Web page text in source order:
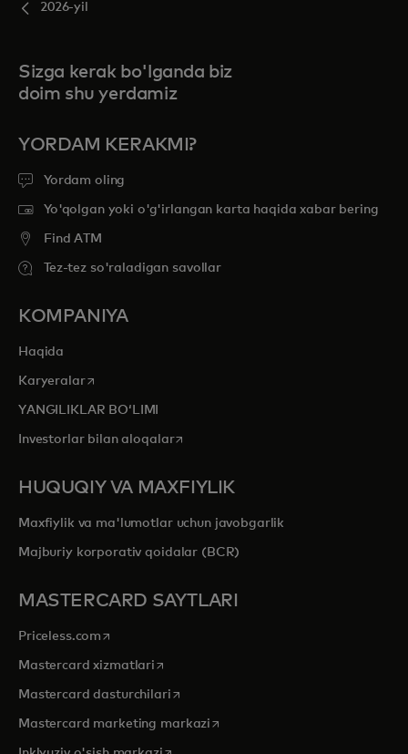
2026-yil
Sizga kerak bo'lganda biz
doim shu yerdamiz
YORDAM KERAKMI?
Yordam oling
Yo'qolgan yoki o'g'irlangan karta haqida xabar bering
Find ATM
Tez-tez so'raladigan savollar
KOMPANIYA
Haqida
Karyeralaropens in a new tab
YANGILIKLAR BOʻLIMI
Investorlar bilan aloqalaropens in a new tab
HUQUQIY VA MAXFIYLIK
Maxfiylik va ma'lumotlar uchun javobgarlik
Majburiy korporativ qoidalar (BCR)
MASTERCARD SAYTLARI
Priceless.com opens in a new tab
Mastercard xizmatlari opens in a new tab
Mastercard dasturchilariopens in a new tab
Mastercard marketing markazi opens in a new tab
opens in a new tab